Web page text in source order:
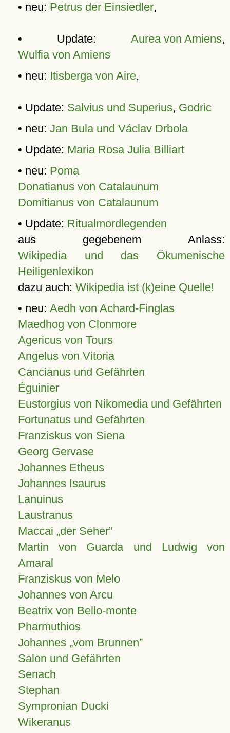
• neu: Petrus der Einsiedler,
• Update: Aurea von Amiens,
Wulfia von Amiens
• neu: Itisberga von Aire,
• Update: Salvius und Superius, Godric
• neu: Jan Bula und Václav Drbola
• Update: Maria Rosa Julia Billiart
• neu: Poma
Donatianus von Catalaunum
Domitianus von Catalaunum
• Update: Ritualmordlegenden
aus gegebenem Anlass:
Wikipedia und das Ökumenische
Heiligenlexikon
dazu auch: Wikipedia ist (k)eine Quelle!
• neu: Aedh von Achard-Finglas
Maedhog von Clonmore
Agericus von Tours
Angelus von Vitoria
Cancianus und Gefährten
Éguinier
Eustorgius von Nikomedia und Gefährten
Fortunatus und Gefährten
Franziskus von Siena
Georg Gervase
Johannes Etheus
Johannes Isaurus
Lanuinus
Laustranus
Maccai „der Seher”
Martin von Guarda und Ludwig von
Amaral
Franziskus von Melo
Johannes von Arcu
Beatrix von Bello-monte
Pharmuthios
Johannes vom Brunnen
Salon und Gefährten
Senach
Stephan
Sympronian Ducki
Wikeranus